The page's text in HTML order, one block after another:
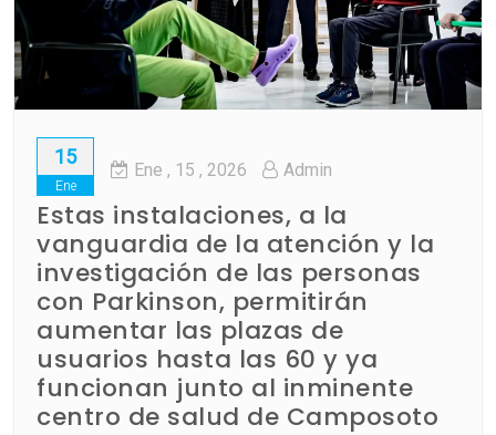
15
Ene
Ene , 15 , 2026 Admin
Estas instalaciones, a la
vanguardia de la atención y la
investigación de las personas
con Parkinson, permitirán
aumentar las plazas de
usuarios hasta las 60 y ya
funcionan junto al inminente
centro de salud de Camposoto